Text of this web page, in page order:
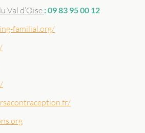
Val d’Oise : 09 83 95 00 12
familial.org/